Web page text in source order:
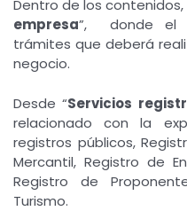
Dentro de los
empresa”, donde el
trámites que deberá
negocio.
Desde “Servicios
relacionado con la
registros públicos,
Mercantil, Registro de
Registro de
Turismo.